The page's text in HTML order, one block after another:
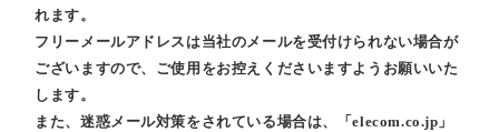
れます。
フリーメールアドレスは当社のメールを受付けられない場合が
ございますので、ご使用をお控えくださいますようお願いいた
します。
また、迷惑メール対策をされている場合は、「elecom.co.jp」